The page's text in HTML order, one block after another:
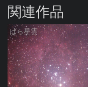
関連作品
ばら星雲